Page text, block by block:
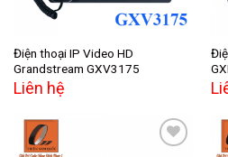
Điện thoại IP Video HD
Grandstream GXV3175
Liên hệ